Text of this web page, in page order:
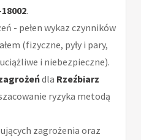
.
- pełen wykaz czynników
(fizyczne, pyły i pary,
i niebezpieczne).
dla Rzeźbiarz
ryzyka metodą
zagrożenia oraz